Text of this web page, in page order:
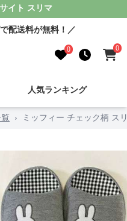
イト スリマ
配送料が無料！／
0 0
人気ランキング
› ミッフィー チェック柄 ス